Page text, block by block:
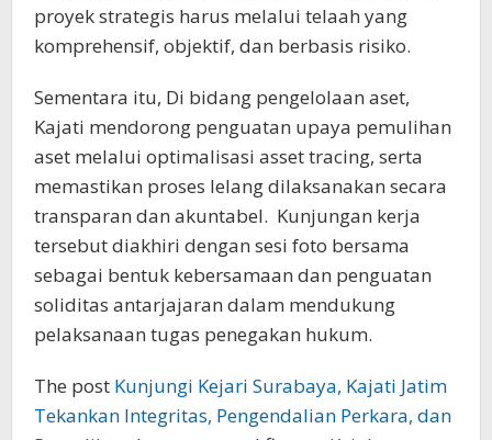
proyek strategis harus melalui telaah yang
komprehensif, objektif, dan berbasis risiko.
Sementara itu, Di bidang pengelolaan aset,
Kajati mendorong penguatan upaya pemulihan
aset melalui optimalisasi asset tracing, serta
memastikan proses lelang dilaksanakan secara
transparan dan akuntabel. Kunjungan kerja
tersebut diakhiri dengan sesi foto bersama
sebagai bentuk kebersamaan dan penguatan
soliditas antarjajaran dalam mendukung
pelaksanaan tugas penegakan hukum.
The post Kunjungi Kejari Surabaya, Kajati Jatim
Tekankan Integritas, Pengendalian Perkara, dan